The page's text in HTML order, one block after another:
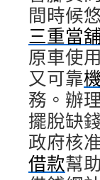
間時候
三重當
原車使用
又可靠
務。辦
擺脫缺
政府核
借款幫